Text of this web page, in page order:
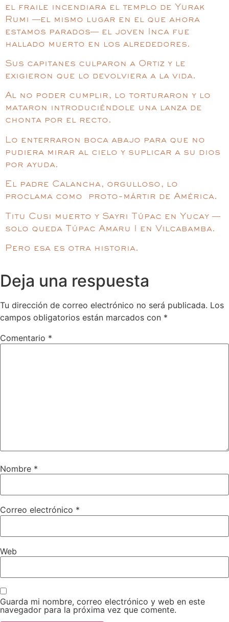
el fraile incendiara el templo de Yurak
Rumi —el mismo lugar en el que ahora
estamos parados— el joven Inca fue
hallado muerto en los alrededores.
Sus capitanes culparon a Ortiz y le
exigieron que lo devolviera a la vida.
Al no poder cumplir, lo torturaron y lo
mataron introduciéndole una lanza de
chonta por el recto.
Lo enterraron boca abajo para que no
pudiera mirar al cielo y suplicar a su dios
por ayuda.
El padre Calancha, orgulloso, lo
proclama como proto-mártir de América.
Titu Cusi muerto y Sayri Túpac en Yucay —
solo queda Túpac Amaru I en Vilcabamba.
Pero esa es otra historia.
Deja una respuesta
Tu dirección de correo electrónico no será publicada. Los
campos obligatorios están marcados con *
Comentario *
Nombre *
Correo electrónico *
Web
Guarda mi nombre, correo electrónico y web en este
navegador para la próxima vez que comente.